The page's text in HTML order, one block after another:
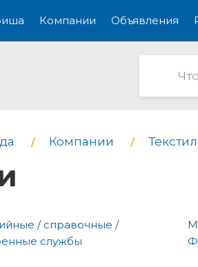
Компании Объявления
Компании
/ справочные /
службы